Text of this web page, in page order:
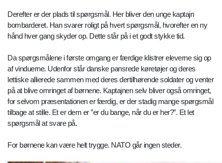
Derefter er der plads til spørgsmål. Her bliver den unge kaptajn
bombarderet. Han svarer roligt på hvert spørgsmål, hvorefter en ny
hånd hver gang skyder op. Dette står på i et godt stykke tid.
Da spørgsmålene i første omgang er færdige klistrer eleverne sig op
af vinduerne. Udenfor står danske pansrede køretøjer og deres
lettiske allierede sammen med deres dertilhørende soldater og venter
på at blive omringet af børnene. Kaptajnen selv bliver også omringet,
for selvom præsentationen er færdig, er der stadig mange spørgsmål
tilbage at stille. Et er dem er ”er du bange, når du er her?”. Et let
spørgsmål at svare på.
For børnene kan være helt trygge. NATO går ingen steder.